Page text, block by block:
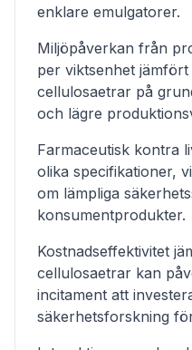
enklare emulgatorer.
Miljöpåverkan från
per viktsenhet
cellulosaetrar på
och lägre
Farmaceutisk kontra
olika specifikationer,
om lämpliga
konsumentprodukter.
Kostnadseffektivitet
cellulosaetrar kan
incitament att
säkerhetsforskning